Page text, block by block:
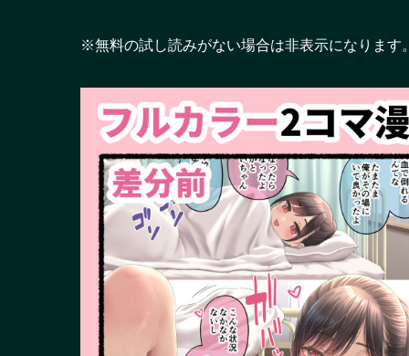
※無料の試し読みがない場合は非表示になりま